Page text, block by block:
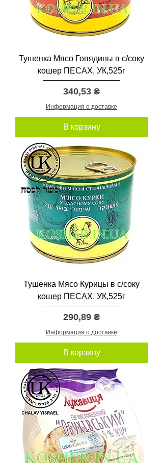
Тушенка Мясо Говядины в с/соку
кошер ПЕСАХ, УК,525г
Цена
340,53 ₴
Информация о доставке
В корзину
Тушенка Мясо Курицы в с/соку
кошер ПЕСАХ, УК,525г
Цена
290,89 ₴
Информация о доставке
В корзину